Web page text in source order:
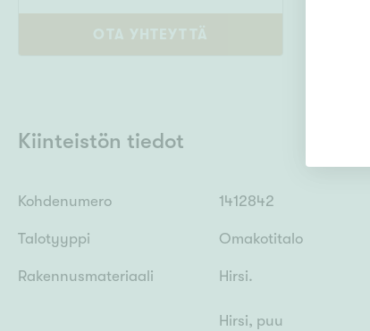
OTA YHTEYTTÄ
Kiinteistön tiedot
Kohdenumero 1412842
Talotyyppi Omakotitalo
Rakennusmateriaali Hirsi.
Hirsi, puu